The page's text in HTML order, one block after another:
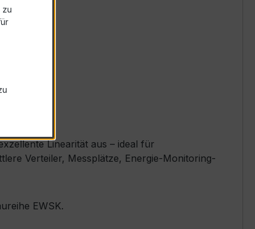
Linearität aus – ideal für
Verteiler, Messplätze, Energie-Monitoring-
EWSK.
zu